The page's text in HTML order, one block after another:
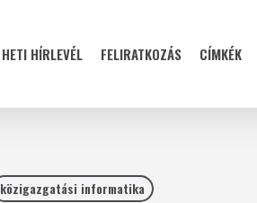
HETI HÍRLEVÉL FELIRATKOZÁS CÍMKÉK
közigazgatási informatika